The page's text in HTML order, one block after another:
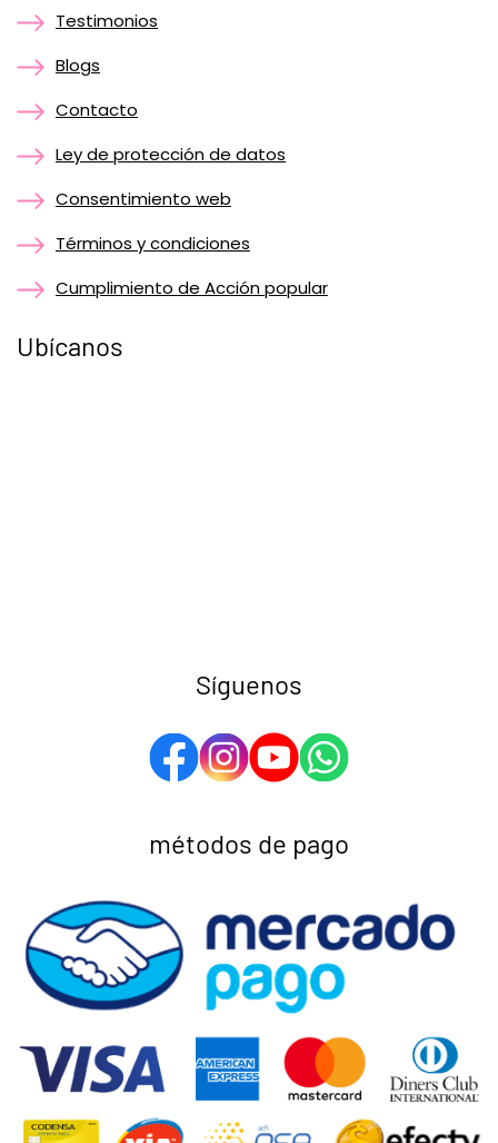
Testimonios
Blogs
Contacto
Ley de protección de datos
Consentimiento web
Términos y condiciones
Cumplimiento de Acción popular
Ubícanos
Síguenos
métodos de pago